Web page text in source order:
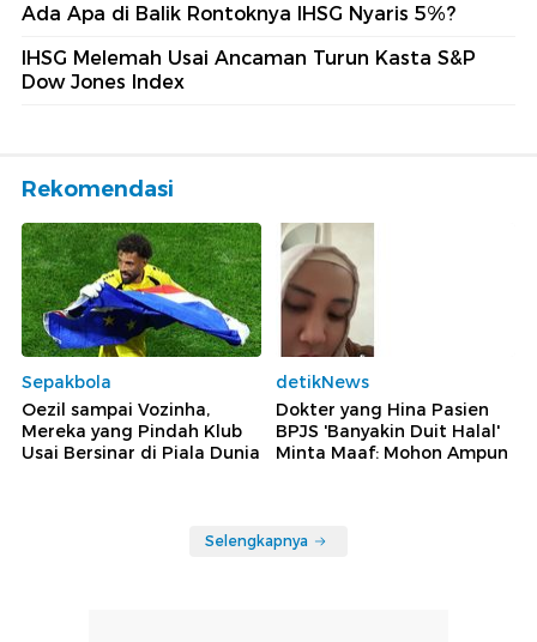
Ada Apa di Balik Rontoknya IHSG Nyaris 5%?
IHSG Melemah Usai Ancaman Turun Kasta S&P
Dow Jones Index
Rekomendasi
Sepakbola
Oezil sampai Vozinha,
Mereka yang Pindah Klub
Usai Bersinar di Piala Dunia
detikNews
Dokter yang Hina Pasien
BPJS 'Banyakin Duit Halal'
Minta Maaf: Mohon Ampun
Selengkapnya